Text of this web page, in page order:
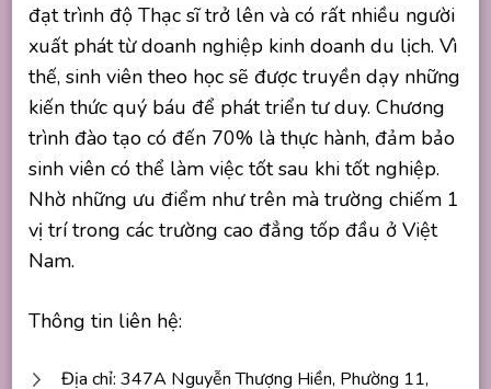
đạt trình độ Thạc sĩ trở lên và có rất nhiều người
xuất phát từ doanh nghiệp kinh doanh du lịch. Vì
thế, sinh viên theo học sẽ được truyền dạy những
kiến thức quý báu để phát triển tư duy. Chương
trình đào tạo có đến 70% là thực hành, đảm bảo
sinh viên có thể làm việc tốt sau khi tốt nghiệp.
Nhờ những ưu điểm như trên mà trường chiếm 1
vị trí trong các trường cao đẳng tốp đầu ở Việt
Nam.
Thông tin liên hệ:
Địa chỉ: 347A Nguyễn Thượng Hiền, Phường 11,